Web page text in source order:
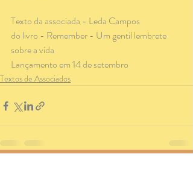
Texto da associada - Leda Campos
do livro - Remember - Um gentil lembrete
sobre a vida
Lançamento em 14 de setembro
Textos de Associados